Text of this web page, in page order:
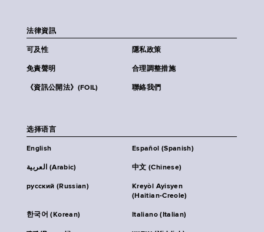
法律資訊
可及性 隱私政策
免責聲明 合理調整措施
《資訊公開法》(FOIL) 聯絡我們
选择语言
English Español (Spanish)
العربية (Arabic) 中文 (Chinese)
русский (Russian)
Kreyòl Ayisyen
(Haitian-Creole)
한국어 (Korean) Italiano (Italian)